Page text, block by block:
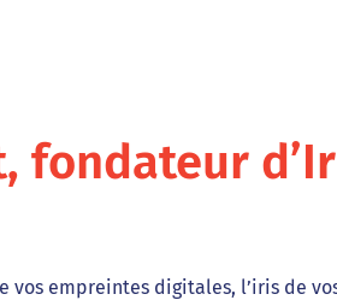
fondateur
vos empreintes digitales, l’iris de